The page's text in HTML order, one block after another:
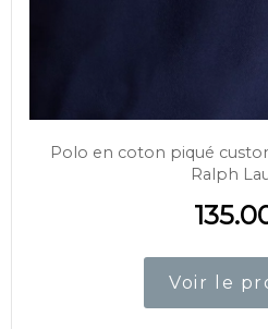
Polo en coton piqué
Ralph
Voir le